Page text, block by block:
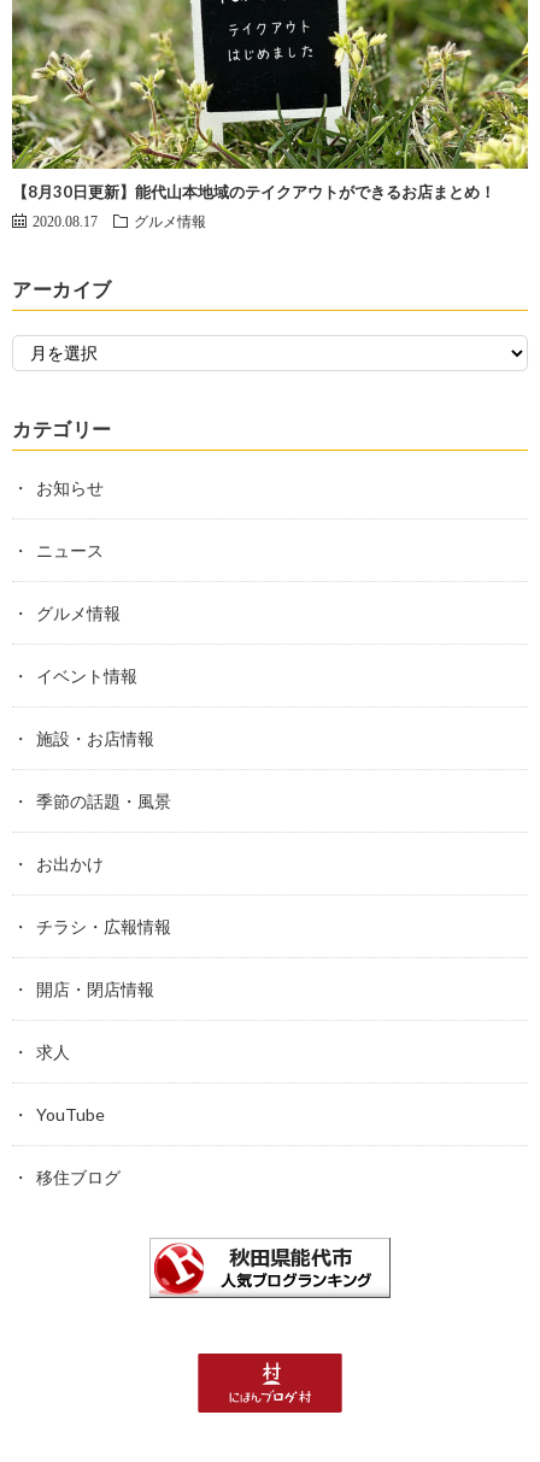
【8月30日更新】能代山本地域のテイクアウトができるお店まとめ！
2020.08.17 グルメ情報
アーカイブ
カテゴリー
お知らせ
ニュース
グルメ情報
イベント情報
施設・お店情報
季節の話題・風景
お出かけ
チラシ・広報情報
開店・閉店情報
求人
YouTube
移住ブログ